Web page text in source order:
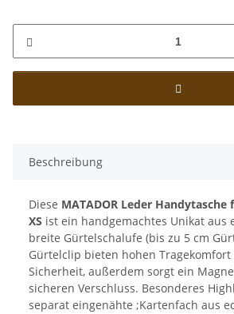
Beschreibung
Diese MATADOR Leder Handytasche
XS ist ein handgemachtes Unikat aus
breite Gürtelschalufe (bis zu 5 cm
Gürtelclip bieten hohen
Sicherheit, außerdem sorgt ein
sicheren Verschluss. Besonderes
separat eingenähte ;Kartenfach aus